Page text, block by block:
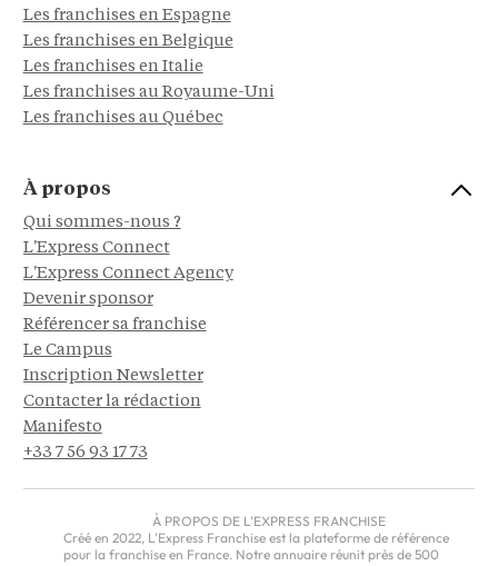
Les franchises en Espagne
Les franchises en Belgique
Les franchises en Italie
Les franchises au Royaume-Uni
Les franchises au Québec
À propos
Qui sommes-nous ?
L'Express Connect
L'Express Connect Agency
Devenir sponsor
Référencer sa franchise
Le Campus
Inscription Newsletter
Contacter la rédaction
Manifesto
+33 7 56 93 17 73
À PROPOS DE L'EXPRESS FRANCHISE
Créé en 2022, L'Express Franchise est la plateforme de référence
pour la franchise en France. Notre annuaire réunit près de 500